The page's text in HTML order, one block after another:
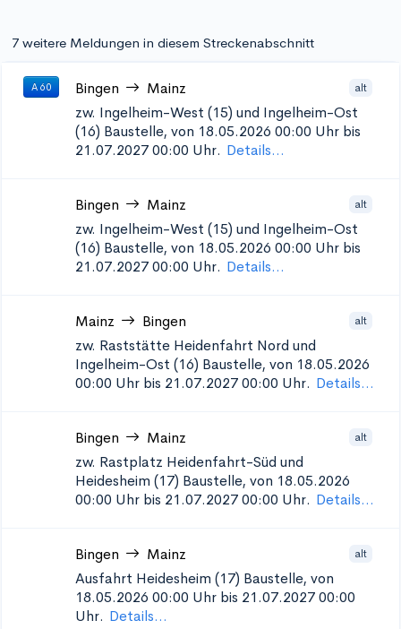
7 weitere Meldungen in diesem Streckenabschnitt
A 60 Bingen Mainz alt
zw. Ingelheim-West (15) und Ingelheim-Ost
(16) Baustelle, von 18.05.2026 00:00 Uhr bis
21.07.2027 00:00 Uhr. Details...
Bingen Mainz alt
zw. Ingelheim-West (15) und Ingelheim-Ost
(16) Baustelle, von 18.05.2026 00:00 Uhr bis
21.07.2027 00:00 Uhr. Details...
Mainz Bingen alt
zw. Raststätte Heidenfahrt Nord und
Ingelheim-Ost (16) Baustelle, von 18.05.2026
00:00 Uhr bis 21.07.2027 00:00 Uhr. Details...
Bingen Mainz alt
zw. Rastplatz Heidenfahrt-Süd und
Heidesheim (17) Baustelle, von 18.05.2026
00:00 Uhr bis 21.07.2027 00:00 Uhr. Details...
Bingen Mainz alt
Ausfahrt Heidesheim (17) Baustelle, von
18.05.2026 00:00 Uhr bis 21.07.2027 00:00
Uhr. Details...